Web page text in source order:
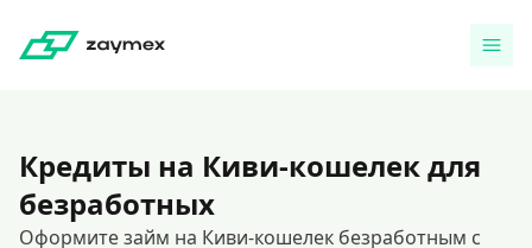
Кредиты на Киви-кошелек для
безработных
Оформите займ на Киви-кошелек безработным с